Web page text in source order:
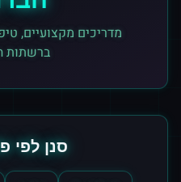
מדריכים מקצועיים,
ברשתות
סנן לפי